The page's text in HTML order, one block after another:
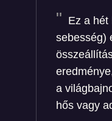
Ez a hét
sebesség)
a
hős vagy